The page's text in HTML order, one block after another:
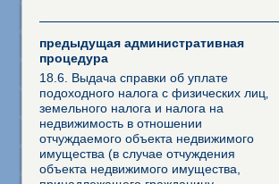
предыдущая административная
процедура
18.6. Выдача справки об уплате
подоходного налога с физических лиц‚
земельного налога и налога на
недвижимость в отношении
отчуждаемого объекта недвижимого
имущества (в случае отчуждения
объекта недвижимого имущества,